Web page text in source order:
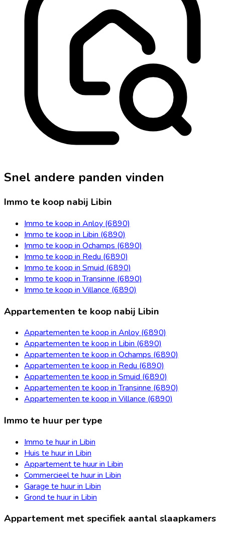
Snel andere panden vinden
Immo te koop nabij Libin
Immo te koop in Anloy (6890)
Immo te koop in Libin (6890)
Immo te koop in Ochamps (6890)
Immo te koop in Redu (6890)
Immo te koop in Smuid (6890)
Immo te koop in Transinne (6890)
Immo te koop in Villance (6890)
Appartementen te koop nabij Libin
Appartementen te koop in Anloy (6890)
Appartementen te koop in Libin (6890)
Appartementen te koop in Ochamps (6890)
Appartementen te koop in Redu (6890)
Appartementen te koop in Smuid (6890)
Appartementen te koop in Transinne (6890)
Appartementen te koop in Villance (6890)
Immo te huur per type
Immo te huur in Libin
Huis te huur in Libin
Appartement te huur in Libin
Commercieel te huur in Libin
Garage te huur in Libin
Grond te huur in Libin
Appartement met specifiek aantal slaapkamers